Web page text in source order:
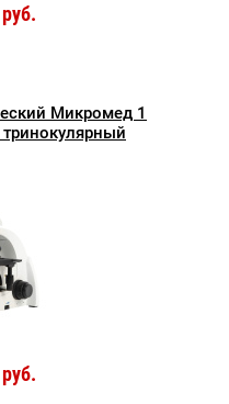
Микромед 1
тринокулярный